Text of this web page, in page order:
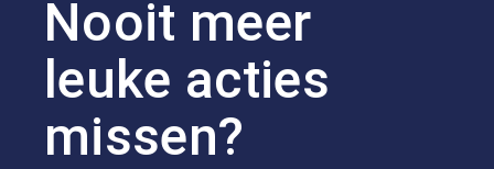
Nooit meer
leuke acties
missen?